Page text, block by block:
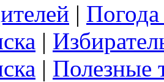
|
|
| Полезные